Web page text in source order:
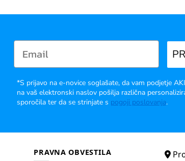
*S prijavo na e-novice soglašate, da vam podjetje
na vaš elektronski naslov pošilja različna
sporočila ter da se strinjate s pogoji poslovanja.
PRAVNA OBVESTILA